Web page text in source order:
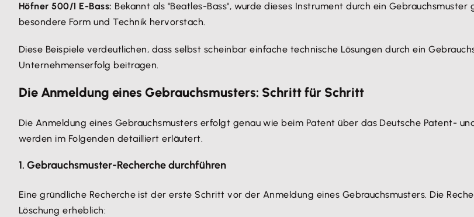
Höfner 500/1 E-Bass: Bekannt als "Beatles-Bass", wurde dieses Instrument durch ein
besondere Form und Technik hervorstach.
Diese Beispiele verdeutlichen, dass selbst scheinbar einfache technische Lösungen durch ein
Unternehmenserfolg beitragen.
Die Anmeldung eines Gebrauchsmusters: Schritt für Schritt
Die Anmeldung eines Gebrauchsmusters erfolgt genau wie beim Patent über das Deutsche Patent-
werden im Folgenden detailliert erläutert.
1. Gebrauchsmuster-Recherche durchführen
Eine gründliche Recherche ist der erste Schritt vor der Anmeldung eines Gebrauchsmusters. Die
Löschung erheblich: